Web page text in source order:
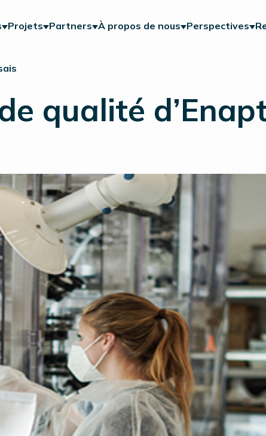
Projets Partners À propos de nous Perspectives
qualité